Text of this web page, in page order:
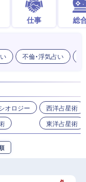
仕事 総
不倫・浮気占い
オロジー
西洋占星術
東洋占星術